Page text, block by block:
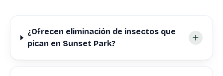
¿Ofrecen eliminación de insectos que
pican en Sunset Park?